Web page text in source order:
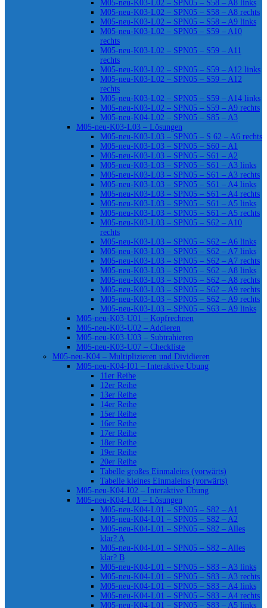
M05-neu-K03-L02 – SPN05 – S58 – A8 links
M05-neu-K03-L02 – SPN05 – S58 – A8 rechts
M05-neu-K03-L02 – SPN05 – S58 – A9 links
M05-neu-K03-L02 – SPN05 – S59 – A10
rechts
M05-neu-K03-L02 – SPN05 – S59 – A11
rechts
M05-neu-K03-L02 – SPN05 – S59 – A12 links
M05-neu-K03-L02 – SPN05 – S59 – A12
rechts
M05-neu-K03-L02 – SPN05 – S59 – A14 links
M05-neu-K03-L02 – SPN05 – S59 – A9 rechts
M05-neu-K04-L02 – SPN05 – S85 – A3
M05-neu-K03-L03 – Lösungen
M05-neu-K03-L03 – SPN05 – S 62 – A6 rechts
M05-neu-K03-L03 – SPN05 – S60 – A1
M05-neu-K03-L03 – SPN05 – S61 – A2
M05-neu-K03-L03 – SPN05 – S61 – A3 links
M05-neu-K03-L03 – SPN05 – S61 – A3 rechts
M05-neu-K03-L03 – SPN05 – S61 – A4 links
M05-neu-K03-L03 – SPN05 – S61 – A4 rechts
M05-neu-K03-L03 – SPN05 – S61 – A5 links
M05-neu-K03-L03 – SPN05 – S61 – A5 rechts
M05-neu-K03-L03 – SPN05 – S62 – A10
rechts
M05-neu-K03-L03 – SPN05 – S62 – A6 links
M05-neu-K03-L03 – SPN05 – S62 – A7 links
M05-neu-K03-L03 – SPN05 – S62 – A7 rechts
M05-neu-K03-L03 – SPN05 – S62 – A8 links
M05-neu-K03-L03 – SPN05 – S62 – A8 rechts
M05-neu-K03-L03 – SPN05 – S62 – A9 rechts
M05-neu-K03-L03 – SPN05 – S62 – A9 rechts
M05-neu-K03-L03 – SPN05 – S63 – A9 links
M05-neu-K03-U01 – Kopfrechnen
M05-neu-K03-U02 – Addieren
M05-neu-K03-U03 – Subtrahieren
M05-neu-K03-U07 – Checkliste
M05-neu-K04 – Multiplizieren und Dividieren
M05-neu-K04-I01 – Interaktive Übung
11er Reihe
12er Reihe
13er Reihe
14er Reihe
15er Reihe
16er Reihe
17er Reihe
18er Reihe
19er Reihe
20er Reihe
Tabelle großes Einmaleins (vorwärts)
Tabelle kleines Einmaleins (vorwärts)
M05-neu-K04-I02 – Interaktive Übung
M05-neu-K04-L01 – Lösungen
M05-neu-K04-L01 – SPN05 – S82 – A1
M05-neu-K04-L01 – SPN05 – S82 – A2
M05-neu-K04-L01 – SPN05 – S82 – Alles
klar? A
M05-neu-K04-L01 – SPN05 – S82 – Alles
klar? B
M05-neu-K04-L01 – SPN05 – S83 – A3 links
M05-neu-K04-L01 – SPN05 – S83 – A3 rechts
M05-neu-K04-L01 – SPN05 – S83 – A4 links
M05-neu-K04-L01 – SPN05 – S83 – A4 rechts
M05-neu-K04-L01 – SPN05 – S83 – A5 links